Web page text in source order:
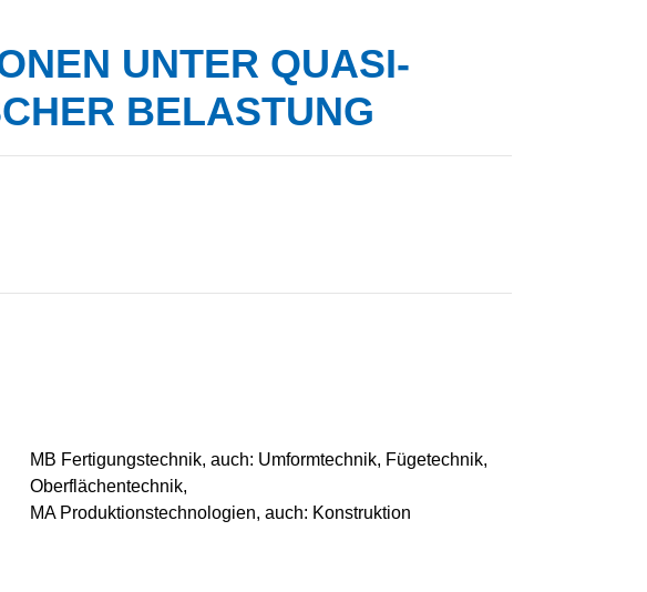
UNTER QUASI-
BELASTUNG
MB Fertigungstechnik, auch: Umformtechnik, Fügetechnik,
Oberflächentechnik,
MA Produktionstechnologien, auch: Konstruktion